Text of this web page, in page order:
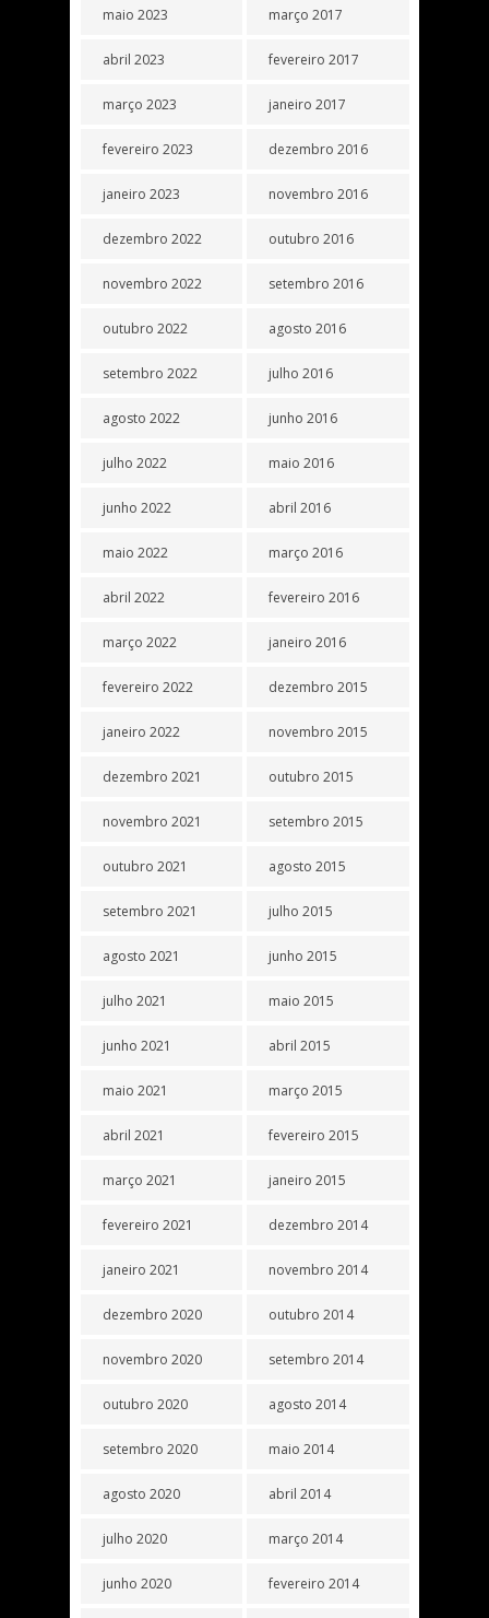
maio 2023
abril 2023
março 2023
fevereiro 2023
janeiro 2023
dezembro 2022
novembro 2022
outubro 2022
setembro 2022
agosto 2022
julho 2022
junho 2022
maio 2022
abril 2022
março 2022
fevereiro 2022
janeiro 2022
dezembro 2021
novembro 2021
outubro 2021
setembro 2021
agosto 2021
julho 2021
junho 2021
maio 2021
abril 2021
março 2021
fevereiro 2021
janeiro 2021
dezembro 2020
novembro 2020
outubro 2020
setembro 2020
agosto 2020
julho 2020
junho 2020
março 2017
fevereiro 2017
janeiro 2017
dezembro 2016
novembro 2016
outubro 2016
setembro 2016
agosto 2016
julho 2016
junho 2016
maio 2016
abril 2016
março 2016
fevereiro 2016
janeiro 2016
dezembro 2015
novembro 2015
outubro 2015
setembro 2015
agosto 2015
julho 2015
junho 2015
maio 2015
abril 2015
março 2015
fevereiro 2015
janeiro 2015
dezembro 2014
novembro 2014
outubro 2014
setembro 2014
agosto 2014
maio 2014
abril 2014
março 2014
fevereiro 2014